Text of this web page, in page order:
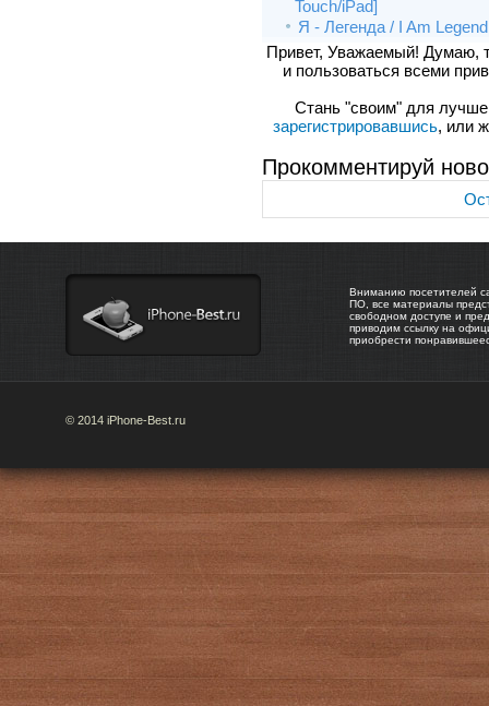
Touch/iPad]
Я - Легенда / I Am
Привет, Уважаемый! Думаю,
и пользоваться всеми
Стань "своим" для
зарегистрировавшись, или
Прокомментируй
Вниманию посетителей
ПО, все материалы
свободном доступе и
приводим ссылку на
приобрести
© 2014 iPhone-Best.ru